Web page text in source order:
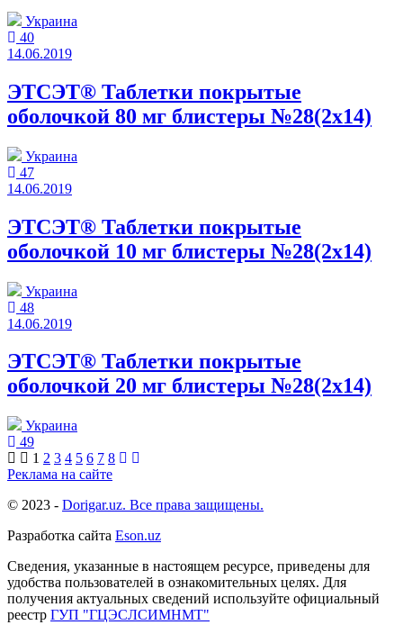
Украина
40
14.06.2019
ЭТСЭТ® Таблетки покрытые
оболочкой 80 мг блистеры №28(2x14)
Украина
47
14.06.2019
ЭТСЭТ® Таблетки покрытые
оболочкой 10 мг блистеры №28(2x14)
Украина
48
14.06.2019
ЭТСЭТ® Таблетки покрытые
оболочкой 20 мг блистеры №28(2x14)
Украина
49
1 2 3 4 5 6 7 8
Реклама на сайте
© 2023 - Dorigar.uz. Все права защищены.
Разработка сайта Eson.uz
Сведения, указанные в настоящем ресурсе, приведены для
удобства пользователей в ознакомительных целях. Для
получения актуальных сведений используйте официальный
реестр ГУП "ГЦЭСЛСИМНМТ"